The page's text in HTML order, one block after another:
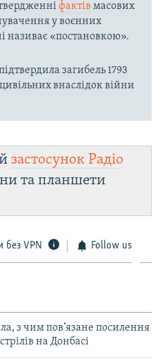
фактів масових
у воєнних
називає «постановкою».
загибель 1793
внаслідок війни
застосунок Радіо
та планшети
без VPN Follow us
з чим пов’язане посилення
на Донбасі